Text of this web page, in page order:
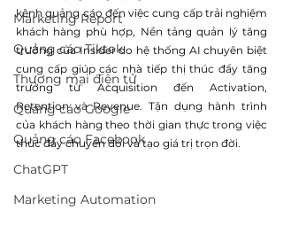
Marketing Report
Quảng cáo Tiktok
Thương mại điện tử
Quảng cáo Google
Quảng cáo Facebook
ChatGPT
Marketing Automation
kênh quảng cáo đến việc cung cấp trải nghiệm
khách hàng phù hợp, Nền tảng quản lý tăng
trưởng của Insider do hệ thống AI chuyên biệt
cung cấp giúp các nhà tiếp thị thúc đẩy tăng
trưởng từ Acquisition đến Activation,
Retention và Revenue. Tận dụng hành trình
của khách hàng theo thời gian thực trong việc
thúc đẩy chuyển đổi và tạo giá trị trọn đời.